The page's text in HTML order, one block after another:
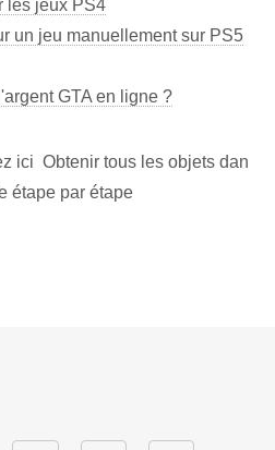
les jeux PS4
un jeu manuellement sur PS5
GTA en ligne ?
ici Obtenir tous les objets dan
étape par étape